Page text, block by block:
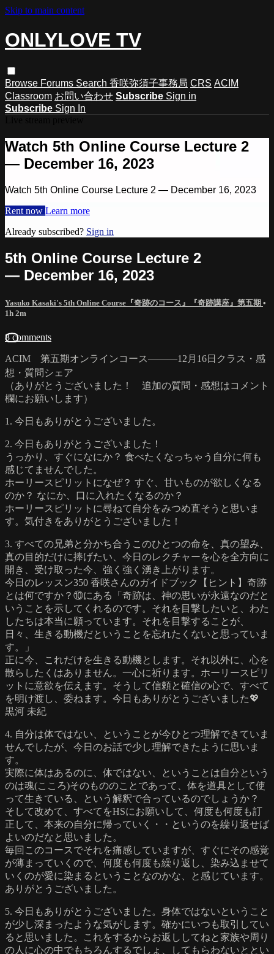
Skip to main content
ONLYLOVE TV
Browse Forums Search 香咲弥須子事務局 CRS ACIM
Classroom お問い合わせ Subscribe Sign in
Subscribe Sign In
Watch 5th Online Course Lecture 2
— December 16, 2023
Watch 5th Online Course Lecture 2 — December 16, 2023
Rent now Learn more
Already subscribed? Sign in
5th Online Course Lecture 2
— December 16, 2023
Yasuko Kasaki's 5th Online Course『奇跡のコース』『奇跡講座』第五期 •
1h 2m
8 comments
ACIM 第五期オンラインコース―――12月16日クラス・感
想・質問シェア
（ありがとうございました！ 追加の質問・感想はコメント
欄にお願いします）
1. 今日もありがとうございました。
2. 今日もありがとうございました！
うっかり、すぐになにか？ 食べたくなっちゃう自分に何も
感じてませんでした。
ホーリースピリットになぜ？ すぐ、甘いものが欲しくなる
のか？ なにか、口に入れたくなるのか？
ホーリースピリットに尋ねて自分をみつめ直そうと思いま
す。気付きをありがとうございました！
3. すべての兄弟と分かち合うこのひとつの命を、真の望み、
真の目的だけに捧げたい、今日のレクチャーを心を全方向に
開き、受け取った今、強く強く湧き上がります。
今日のレッスン350 香咲さんのガイドブック【ヒント】奇跡
とは何ですか？⑩にある「奇跡は、神の思いが永遠なのだと
いうことを示してくれるのです。それを目撃したいと、わた
したちは本当に願っています。それを目撃することが、
日々、生きる動機だということを忘れたくないと思っていま
す。」
正に今、これだけを生きる動機とします。それ以外に、心を
散らしたくはありません。一心に祈ります。ホーリースピリ
ットに意欲を伝えます。そうして信頼と確信の心で、すべて
を明け渡し、委ねます。今日もありがとうございました💖
黒河 未紀
4. 自分は体ではない、ということが今ひとつ理解できていま
せんでしたが、今日のお話で少し理解できたように思いま
す。
実際に体はあるのに、体ではない、ということは自分という
のは魂(こころ)そのもののことであって、体を道具として使
って生きている、という解釈で合っているのでしょうか？
そして改めて、すべてをHSにお願いして、何度も何度も訂
正して、本来の自分に帰っていく・・というのを繰り返せば
よいのだなと思いました。
毎回このコースでそれを痛感していますが、すぐにその感覚
が薄まっていくので、何度も何度も繰り返し、染み込ませて
いくのが愛に染まるということなのかな、と感じています。
ありがとうございました。
5. 今日もありがとうございました。身体ではないということ
が少し深まったような気がします。確かにいつも取引してい
ると思いました。これをするからお返ししてねと家族や周り
の人に心の中でもちろんするでしょ、してもらわないととい